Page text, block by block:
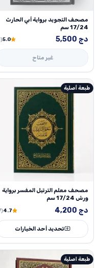
مصحف التجويد برواية أبي الحارث
17/24 سم
5,500 دج 5.0
(1)
غير متاح
طبعة أصلية
مصحف معلم الترتيل المفسر برواية
ورش 17/24 سم
4,200 دج 4.7
(7)
تحديد أحد الخيارات
طبعة اصلية